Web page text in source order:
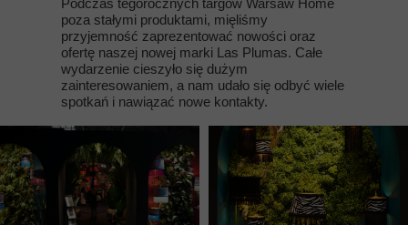
Podczas tegorocznych targów Warsaw Home
poza stałymi produktami, mięliśmy
przyjemność zaprezentować nowości oraz
ofertę naszej nowej marki Las Plumas. Całe
wydarzenie cieszyło się dużym
zainteresowaniem, a nam udało się odbyć wiele
spotkań i nawiązać nowe kontakty.